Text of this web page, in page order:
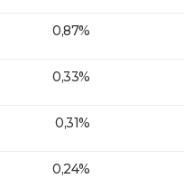
0,87%
0,33%
0,31%
0,24%